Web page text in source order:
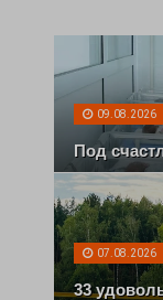
09.08.2026
Под
07.08.2026
33